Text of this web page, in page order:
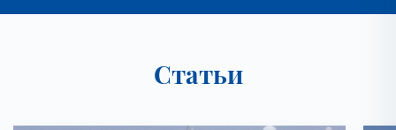
Статьи